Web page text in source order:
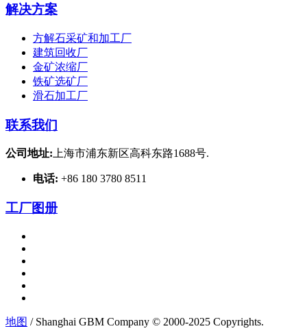
解决方案
方解石采矿和加工厂
建筑回收厂
金矿浓缩厂
铁矿选矿厂
滑石加工厂
联系我们
公司地址: 上海市浦东新区高科东路1688号.
电话: +86 180 3780 8511
工厂图册
地图 / Shanghai GBM Company © 2000-2025 Copyrights.